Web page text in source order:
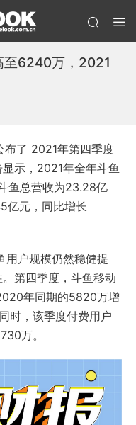
至6240万，2021
了 2021年第四季度
示，2021年全年斗鱼
鱼总营收为23.28亿
亿元，同比增长
用户规模仍然稳健提
第四季度，斗鱼移动
年同期的5820万增
时，该季度付费用户
万。